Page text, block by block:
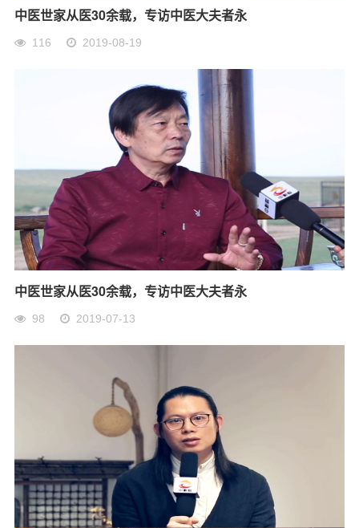
中医世家从医30余载，专访中医大夫者永
116 2019-08-19
中医世家从医30余载，专访中医大夫者永
98 2019-07-13